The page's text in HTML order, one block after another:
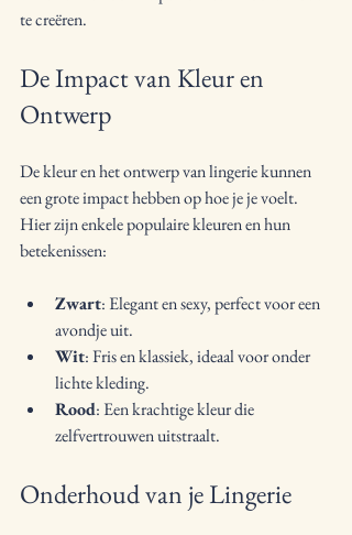
te creëren.
De Impact van Kleur en
Ontwerp
De kleur en het ontwerp van lingerie kunnen
een grote impact hebben op hoe je je voelt.
Hier zijn enkele populaire kleuren en hun
betekenissen:
Zwart: Elegant en sexy, perfect voor een
avondje uit.
Wit: Fris en klassiek, ideaal voor onder
lichte kleding.
Rood: Een krachtige kleur die
zelfvertrouwen uitstraalt.
Onderhoud van je Lingerie